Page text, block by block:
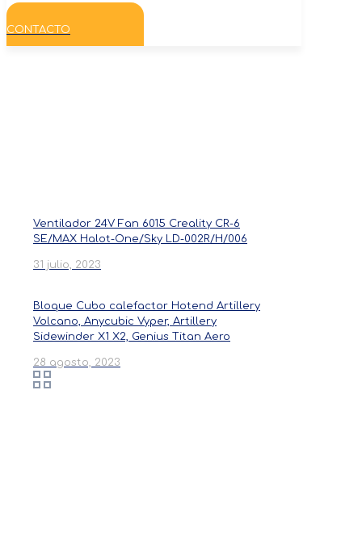
CONTACTO
Ventilador 24V Fan 6015 Creality CR-6
SE/MAX Halot-One/Sky LD-002R/H/006
31 julio, 2023
Bloque Cubo calefactor Hotend Artillery
Volcano, Anycubic Vyper, Artillery
Sidewinder X1 X2, Genius Titan Aero
28 agosto, 2023